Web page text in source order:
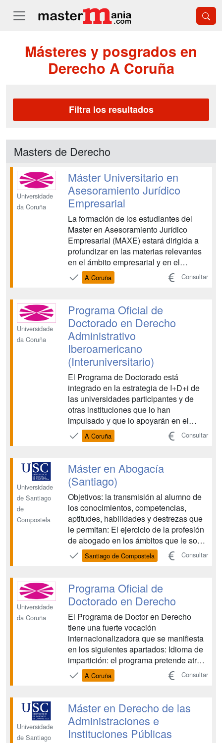
Másteres y posgrados en
Derecho A Coruña
Filtra los resultados
Masters de Derecho
Universidade
da Coruña
Máster Universitario en
Asesoramiento Jurídico
Empresarial
La formación de los estudiantes del
Master en Asesoramiento Jurídico
Empresarial (MAXE) estará dirigida a
profundizar en las materias relevantes
en el ámbito empresarial y en el
conocimiento de nuevos recursos,
jurídicos y de otro tipo, que permitan
situaciones diversas. Los contenidos
formativos estarán adapta...
A Coruña Consultar
Universidade
da Coruña
Programa Oficial de
Doctorado en Derecho
Administrativo
Iberoamericano
(Interuniversitario)
El Programa de Doctorado está
integrado en la estrategia de I+D+i de
las universidades participantes y de
otras instituciones que lo han
impulsado y que lo apoyarán en el
futuro....A Coruña Consultar
Universidade
de Santiago
de
Compostela
Máster en Abogacía
(Santiago)
Objetivos: la transmisión al alumno de
los conocimientos, competencias,
aptitudes, habilidades y destrezas que
le permitan: El ejercicio de la profesión
de abogado en los ámbitos que le son
propios: asesoramiento y consejo
jurídico, y dirección técnica y defensa
clase de procesos judiciales y de
actuaciones extrajudicial...
Santiago de Compostela Consultar
Universidade
da Coruña
Programa Oficial de
Doctorado en Derecho
El Programa de Doctor en Derecho
tiene una fuerte vocación
internacionalizadora que se manifiesta
en los siguientes apartados: Idioma de
impartición: el programa pretende atraer
a un alto número de estudiantes
internacionales, por lo que su
general, tanto en los dos idiomas
oficiales de la UDC como en inglés.
Ta...
A Coruña Consultar
Universidade
de Santiago
Máster en Derecho de las
Administraciones e
Instituciones Públicas